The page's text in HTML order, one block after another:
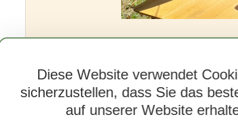
Diese Website verwendet
sicherzustellen, dass Sie das
auf unserer Website